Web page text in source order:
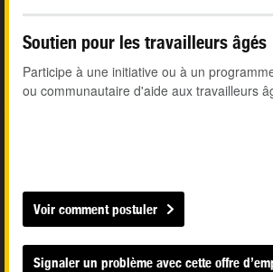
Soutien pour les travailleurs âgés
Participe à une initiative ou à un
ou communautaire d'aide aux travailleurs
Voir comment postuler
Signaler un problème avec cette offre